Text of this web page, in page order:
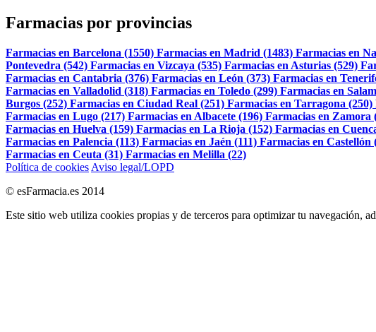
Farmacias por provincias
Farmacias en Barcelona (1550) Farmacias en Madrid (1483) Farmacias en
Pontevedra (542) Farmacias en Vizcaya (535) Farmacias en Asturias (529)
Farmacias en Cantabria (376) Farmacias en León (373) Farmacias en
Farmacias en Valladolid (318) Farmacias en Toledo (299) Farmacias en
Burgos (252) Farmacias en Ciudad Real (251) Farmacias en Tarragona (250)
Farmacias en Lugo (217) Farmacias en Albacete (196) Farmacias en Zamora
Farmacias en Huelva (159) Farmacias en La Rioja (152) Farmacias en
Farmacias en Palencia (113) Farmacias en Jaén (111) Farmacias en Castellón
Farmacias en Ceuta (31) Farmacias en Melilla (22)
Política de cookies Aviso legal/LOPD
© esFarmacia.es 2014
Este sitio web utiliza cookies propias y de terceros para optimizar tu navegación,